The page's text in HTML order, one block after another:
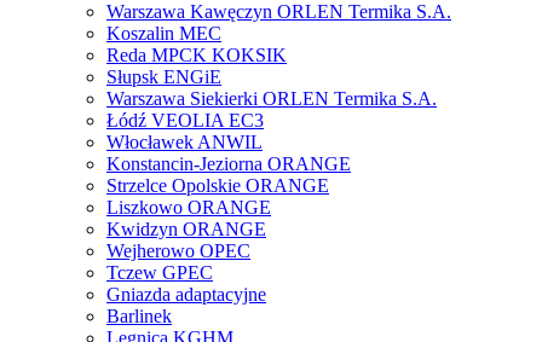
Warszawa Kawęczyn ORLEN Termika S.A.
Koszalin MEC
Reda MPCK KOKSIK
Słupsk ENGiE
Warszawa Siekierki ORLEN Termika S.A.
Łódź VEOLIA EC3
Włocławek ANWIL
Konstancin-Jeziorna ORANGE
Strzelce Opolskie ORANGE
Liszkowo ORANGE
Kwidzyn ORANGE
Wejherowo OPEC
Tczew GPEC
Gniazda adaptacyjne
Barlinek
Legnica KGHM